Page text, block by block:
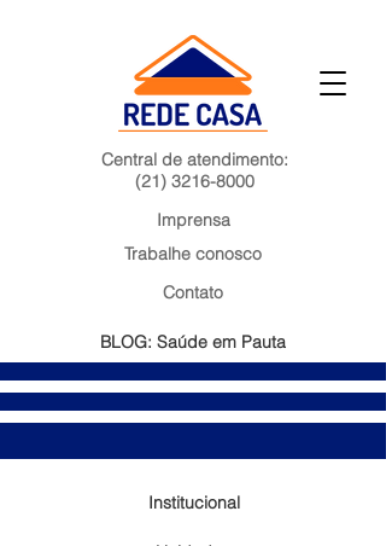
Central de atendimento:
(21) 3216-8000
Institucional
Imprensa
Trabalhe conosco
Contato
BLOG: Saúde em Pauta